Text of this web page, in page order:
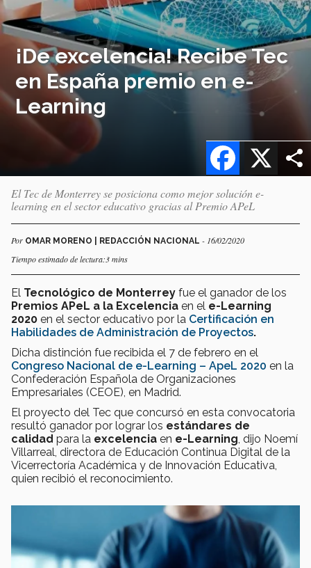
¡De excelencia! Recibe Tec
en España premio en e-
Learning
X
Facebook
El Tec de Monterrey se posiciona como mejor solución e-
learning en el sector educativo gracias al Premio APeL
Por OMAR MORENO | REDACCIÓN NACIONAL - 16/02/2020
Tiempo estimado de lectura:3 mins
El Tecnológico de Monterrey fue el ganador de los
Premios APeL a la Excelencia en el e-Learning
2020 en el sector educativo por la Certificación en
Habilidades de Administración de Proyectos.
Dicha distinción fue recibida el 7 de febrero en el
Congreso Nacional de e-Learning – ApeL 2020 en la
Confederación Española de Organizaciones
Empresariales (CEOE), en Madrid.
El proyecto del Tec que concursó en esta convocatoria
resultó ganador por lograr los estándares de
calidad para la excelencia en e-Learning , dijo Noemí
Villarreal, directora de Educación Continua Digital de la
Vicerrectoría Académica y de Innovación Educativa,
quien recibió el reconocimiento.